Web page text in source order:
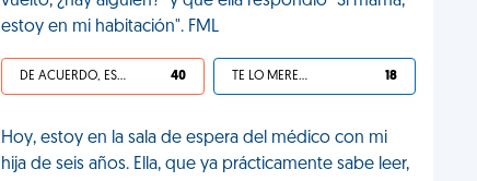
estoy en mi habitación". FML
DE ACUERDO, ES UNA VIDA HP 40 TE LO MERECES 18
Hoy, estoy en la sala de espera del médico con mi
hija de seis años. Ella, que ya prácticamente sabe leer,